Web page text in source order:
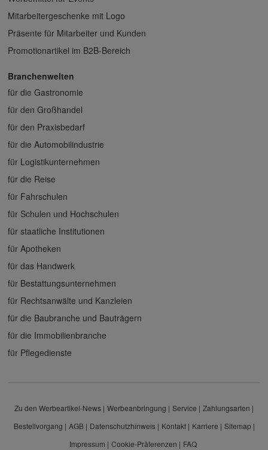
Mitarbeitergeschenke mit Logo
Präsente für Mitarbeiter und Kunden
Promotionartikel im B2B-Bereich
Branchenwelten
für die Gastronomie
für den Großhandel
für den Praxisbedarf
für die Automobilindustrie
für Logistikunternehmen
für die Reise
für Fahrschulen
für Schulen und Hochschulen
für staatliche Institutionen
für Apotheken
für das Handwerk
für Bestattungsunternehmen
für Rechtsanwälte und Kanzleien
für die Baubranche und Bauträgern
für die Immobilienbranche
für Pflegedienste
Zu den Werbeartikel-News Werbeanbringung Service
Zahlungsarten
Bestellvorgang
AGB Datenschutzhinweis Kontakt Karriere
Sitemap
Impressum
Cookie-Präferenzen FAQ